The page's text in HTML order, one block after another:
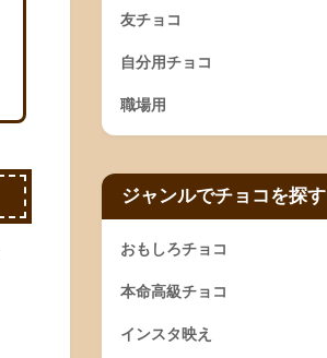
友チョコ
自分用チョコ
職場用
ジャンルでチョコを探す
おもしろチョコ
本命高級チョコ
インスタ映え